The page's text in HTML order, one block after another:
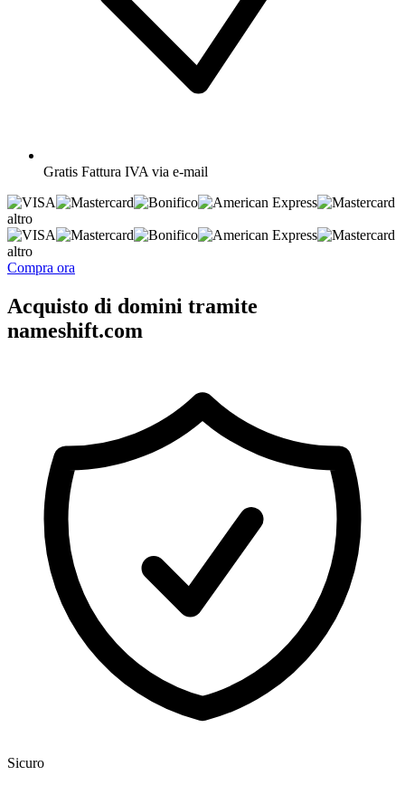
Gratis Fattura IVA via e-mail
altro
altro
Compra ora
Acquisto di domini tramite
nameshift.com
Sicuro